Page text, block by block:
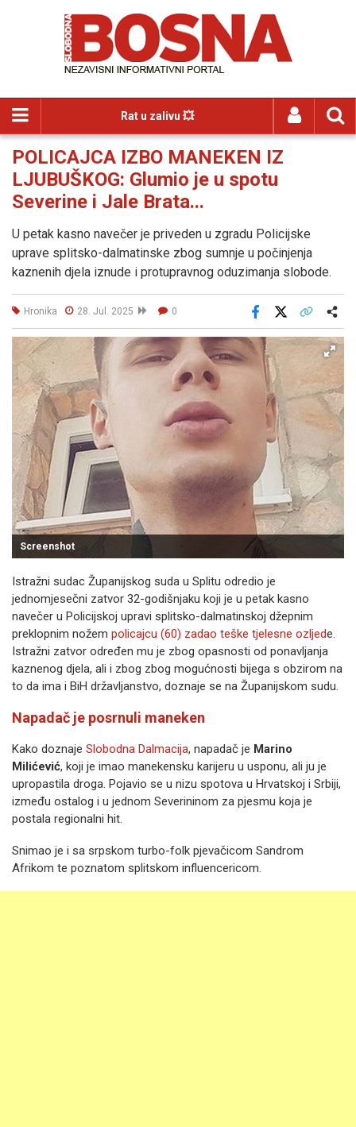
Rat u zalivu 💥
POLICAJCA IZBO MANEKEN IZ
LJUBUŠKOG: Glumio je u spotu
Severine i Jale Brata...
U petak kasno navečer je priveden u zgradu Policijske
uprave splitsko-dalmatinske zbog sumnje u počinjenja
kaznenih djela iznude i protupravnog oduzimanja slobode.
Hronika 28. Jul. 2025 0
Facebook
Screenshot
Istražni sudac Županijskog suda u Splitu odredio je
jednomjesečni zatvor 32-godišnjaku koji je u petak kasno
navečer u Policijskoj upravi splitsko-dalmatinskoj džepnim
preklopnim nožem policajcu (60) zadao teške tjelesne ozljede.
Istražni zatvor određen mu je zbog opasnosti od ponavljanja
kaznenog djela, ali i zbog zbog mogućnosti bijega s obzirom na
to da ima i BiH državljanstvo, doznaje se na Županijskom sudu.
Napadač je posrnuli maneken
Kako doznaje Slobodna Dalmacija, napadač je Marino
Milićević, koji je imao manekensku karijeru u usponu, ali ju je
upropastila droga. Pojavio se u nizu spotova u Hrvatskoj i Srbiji,
između ostalog i u jednom Severininom za pjesmu koja je
postala regionalni hit.
Snimao je i sa srpskom turbo-folk pjevačicom Sandrom
Afrikom te poznatom splitskom influencericom.